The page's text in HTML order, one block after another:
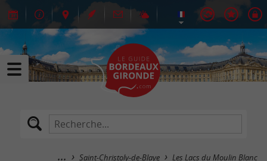
Saint-Christoly-de-Blaye Les Lacs du Moulin Blanc